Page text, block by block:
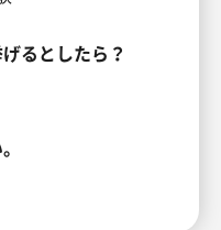
るとしたら？